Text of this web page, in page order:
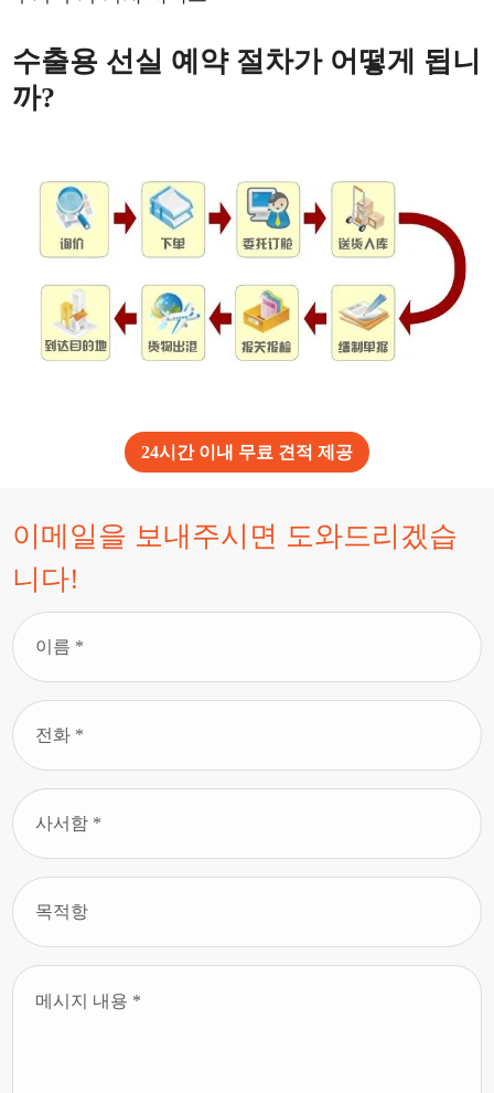
수출용 선실 예약 절차가 어떻게 됩니
까?
24시간 이내 무료 견적 제공
이메일을 보내주시면 도와드리겠습
니다!